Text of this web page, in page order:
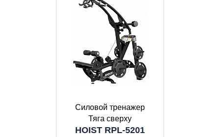
Силовой тренажер
Тяга сверху
HOIST RPL-5201